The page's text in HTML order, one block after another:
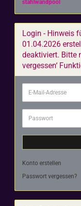
stahlwandpool
Login - Hinweis
01.04.2026
deaktiviert. Bitte
vergessen‘
E-
Mail-
Adresse
Passwort
Konto erstellen
Passwort vergessen?